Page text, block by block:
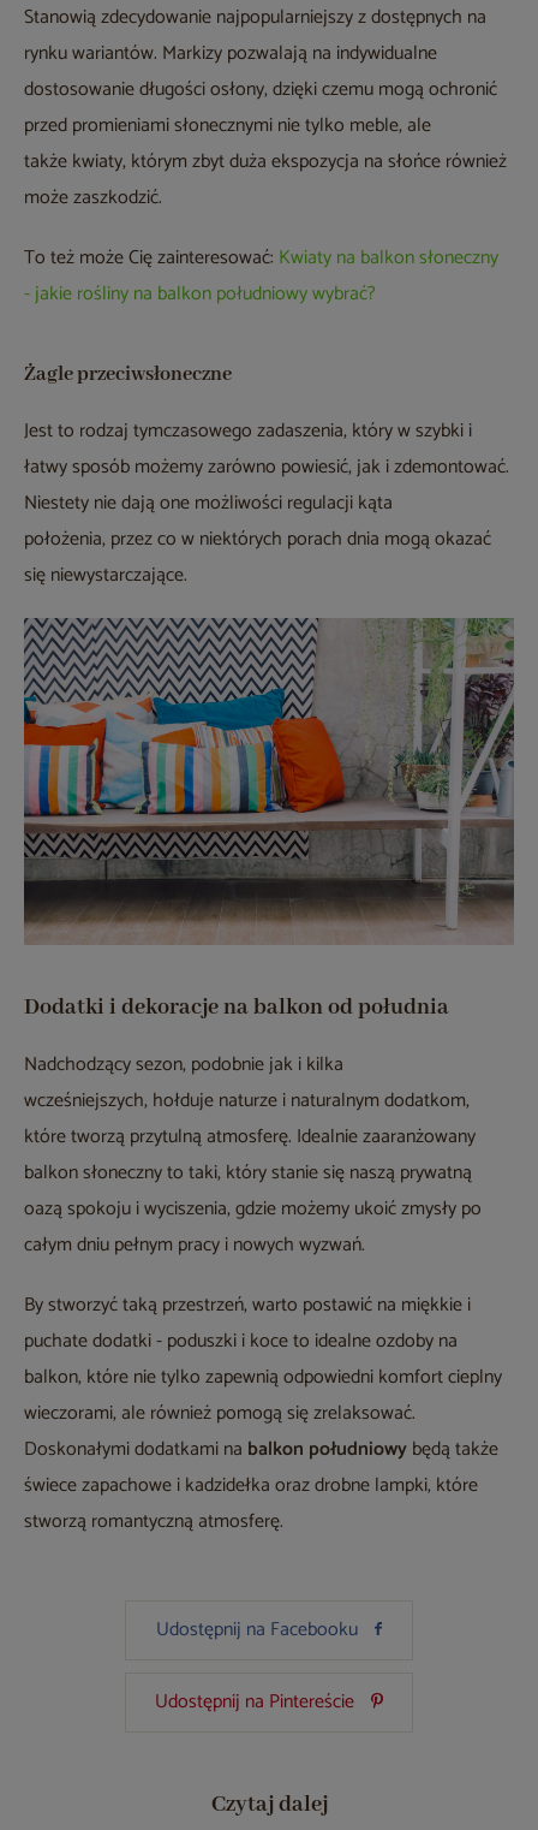
Stanowią zdecydowanie najpopularniejszy z dostępnych na
rynku wariantów. Markizy pozwalają na indywidualne
dostosowanie długości osłony, dzięki czemu mogą ochronić
przed promieniami słonecznymi nie tylko meble, ale
także kwiaty, którym zbyt duża ekspozycja na słońce również
może zaszkodzić.
To też może Cię zainteresować: Kwiaty na balkon słoneczny
- jakie rośliny na balkon południowy wybrać?
Żagle przeciwsłoneczne
Jest to rodzaj tymczasowego zadaszenia, który w szybki i
łatwy sposób możemy zarówno powiesić, jak i zdemontować.
Niestety nie dają one możliwości regulacji kąta
położenia, przez co w niektórych porach dnia mogą okazać
się niewystarczające.
Dodatki i dekoracje na balkon od południa
Nadchodzący sezon, podobnie jak i kilka
wcześniejszych, hołduje naturze i naturalnym dodatkom,
które tworzą przytulną atmosferę. Idealnie zaaranżowany
balkon słoneczny to taki, który stanie się naszą prywatną
oazą spokoju i wyciszenia, gdzie możemy ukoić zmysły po
całym dniu pełnym pracy i nowych wyzwań.
By stworzyć taką przestrzeń, warto postawić na miękkie i
puchate dodatki - poduszki i koce to idealne ozdoby na
balkon, które nie tylko zapewnią odpowiedni komfort cieplny
wieczorami, ale również pomogą się zrelaksować.
Doskonałymi dodatkami na balkon południowybędą także
świece zapachowe i kadzidełka oraz drobne lampki, które
stworzą romantyczną atmosferę.
Udostępnij na Facebooku
Udostępnij na Pintereście
Czytaj dalej